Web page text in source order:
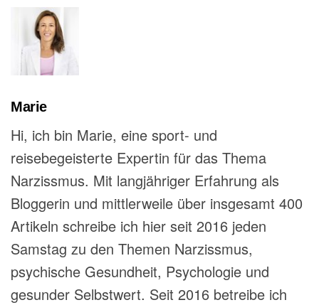
Marie
Hi, ich bin Marie, eine sport- und
reisebegeisterte Expertin für das Thema
Narzissmus. Mit langjähriger Erfahrung als
Bloggerin und mittlerweile über insgesamt 400
Artikeln schreibe ich hier seit 2016 jeden
Samstag zu den Themen Narzissmus,
psychische Gesundheit, Psychologie und
gesunder Selbstwert. Seit 2016 betreibe ich